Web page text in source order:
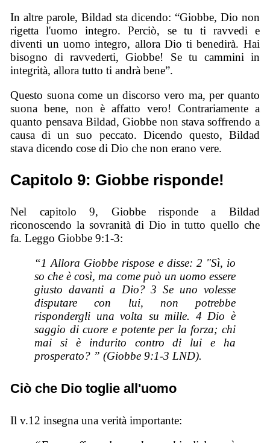
In altre parole, Bildad sta dicendo: “Giobbe, Dio non
rigetta l'uomo integro. Perciò, se tu ti ravvedi e
diventi un uomo integro, allora Dio ti benedirà. Hai
bisogno di ravvederti, Giobbe! Se tu cammini in
integrità, allora tutto ti andrà bene”.
Questo suona come un discorso vero ma, per quanto
suona bene, non è affatto vero! Contrariamente a
quanto pensava Bildad, Giobbe non stava soffrendo a
causa di un suo peccato. Dicendo questo, Bildad
stava dicendo cose di Dio che non erano vere.
Capitolo 9: Giobbe risponde!
Nel capitolo 9, Giobbe risponde a Bildad
riconoscendo la sovranità di Dio in tutto quello che
fa. Leggo Giobbe 9:1-3:
“1 Allora Giobbe rispose e disse: 2 "Sì, io
so che è così, ma come può un uomo essere
giusto davanti a Dio? 3 Se uno volesse
disputare con lui, non potrebbe
rispondergli una volta su mille. 4 Dio è
saggio di cuore e potente per la forza; chi
mai si è indurito contro di lui e ha
prosperato? ” (Giobbe 9:1-3 LND).
Ciò che Dio toglie all'uomo
Il v.12 insegna una verità importante: